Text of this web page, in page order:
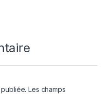
Les champs